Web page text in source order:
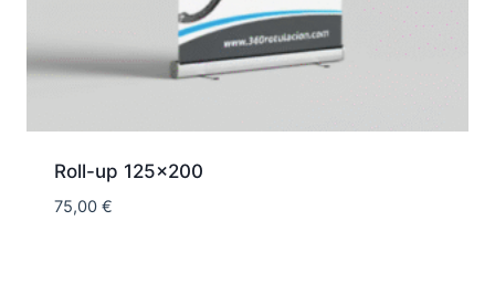
Roll-up 125×200
75,00 €